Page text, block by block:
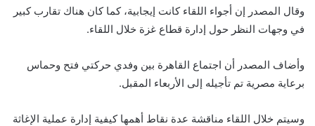
وقال المصدر إن أجواء اللقاء كانت إيجابية، كما كان هناك تقارب كبير
في وجهات النظر حول إدارة قطاع غزة خلال اللقاء.
وأضاف المصدر أن اجتماع القاهرة بين وفدي حركتي فتح وحماس
برعاية مصرية تم تأجيله إلى الأربعاء المقبل.
وسيتم خلال اللقاء مناقشة عدة نقاط أهمها كيفية إدارة عملية الإغاثة